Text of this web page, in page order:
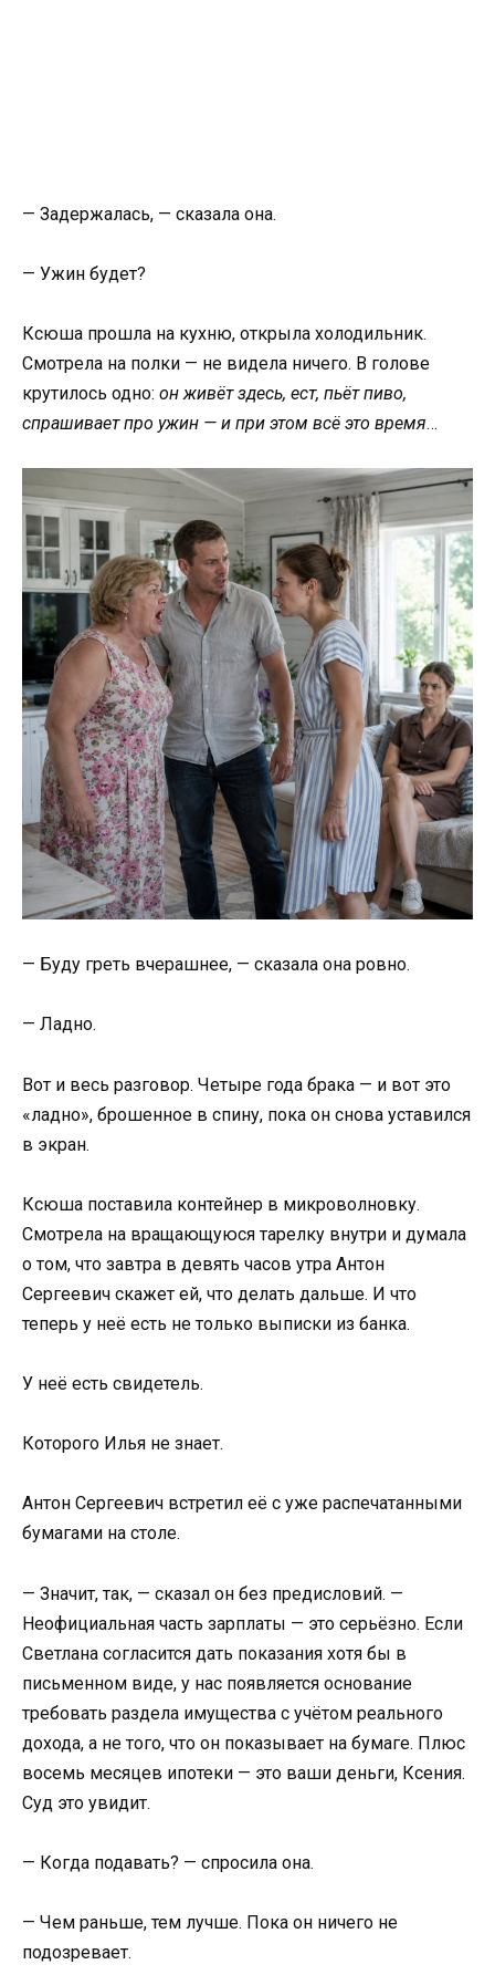
— Задержалась, — сказала она.
— Ужин будет?
Ксюша прошла на кухню, открыла холодильник.
Смотрела на полки — не видела ничего. В голове
крутилось одно: он живёт здесь, ест, пьёт пиво,
спрашивает про ужин — и при этом всё это время…
— Буду греть вчерашнее, — сказала она ровно.
— Ладно.
Вот и весь разговор. Четыре года брака — и вот это
«ладно», брошенное в спину, пока он снова уставился
в экран.
Ксюша поставила контейнер в микроволновку.
Смотрела на вращающуюся тарелку внутри и думала
о том, что завтра в девять часов утра Антон
Сергеевич скажет ей, что делать дальше. И что
теперь у неё есть не только выписки из банка.
У неё есть свидетель.
Которого Илья не знает.
Антон Сергеевич встретил её с уже распечатанными
бумагами на столе.
— Значит, так, — сказал он без предисловий. —
Неофициальная часть зарплаты — это серьёзно. Если
Светлана согласится дать показания хотя бы в
письменном виде, у нас появляется основание
требовать раздела имущества с учётом реального
дохода, а не того, что он показывает на бумаге. Плюс
восемь месяцев ипотеки — это ваши деньги, Ксения.
Суд это увидит.
— Когда подавать? — спросила она.
— Чем раньше, тем лучше. Пока он ничего не
подозревает.